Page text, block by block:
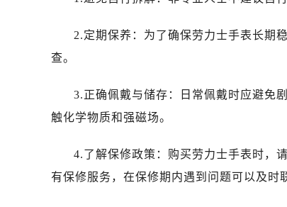
2.定期保养：为了确保劳力士手表长期
查。
3.正确佩戴与储存：日常佩戴时应避免
触化学物质和强磁场。
4.了解保修政策：购买劳力士手表时，
有保修服务，在保修期内遇到问题可以及时